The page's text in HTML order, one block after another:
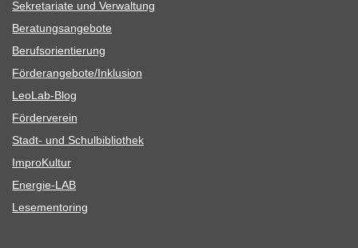
Sekre­ta­riate und Verwaltung
Bera­tungs­an­ge­bote
Berufs­ori­en­tie­rung
Förderangebote/​​Inklusion
Leo­Lab-Blog
För­der­ver­ein
Stadt- und Schulbibliothek
Impro­Kul­tur
Ener­­gie-LAB
Lese­men­to­ring